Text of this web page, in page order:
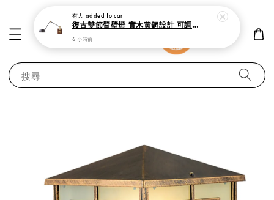
搜尋
有人 added to cart
復古雙節臂壁燈 實木黃銅設計 可調式工作閱讀燈
6 小時前